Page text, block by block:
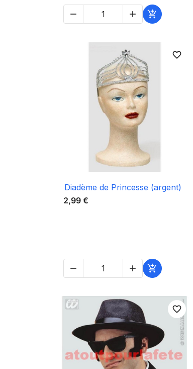

 
Aperçu rapide
favorite_border
Diadème de Princesse (argent)
2,99 €
  
favorite_border